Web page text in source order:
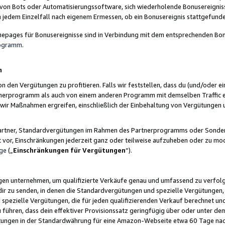
Bots oder Automatisierungssoftware, sich wiederholende
Einzelfall nach eigenem Ermessen, ob ein Bonusereignis
für Bonusereignisse sind in Verbindung mit dem entsprechenden
.
den Vergütungen zu profitieren. Falls wir feststellen, dass du (und/oder
als auch von einem anderen Programm mit demselben
Maßnahmen ergreifen, einschließlich der Einbehaltung von
Standardvergütungen im Rahmen des Partnerprogramms oder
Einschränkungen jederzeit ganz oder teilweise aufzuheben oder zu
(„ Einschränkungen für Vergütungen“).
unternehmen, um qualifizierte Verkäufe genau und umfassend zu
zu senden, in denen die Standardvergütungen und spezielle
Vergütungen, die für jeden qualifizierenden Verkauf berechnet
führen, dass dein effektiver Provisionssatz geringfügig über oder unter
in der Standardwährung für eine Amazon-Webseite etwa 60 Tage